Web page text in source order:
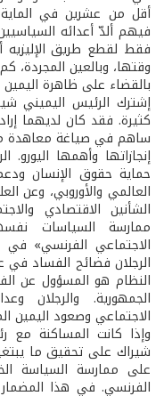
أقل من عشرين في الماية
فيهم ألدّ أعدائه
فقط لقطع طريق
بالقضاء على ظاهرة اليمين
إشترك الرئيس اليميني
كثيرة. فقد كان لديهما
ساهم في صياغة معاهدة
إنجازاتها وأهمها
حماية حقوق الإنسان
العالمي والأوروبي، وعن
الشأنين الاقتصادي
ممارسة السياسات
الاجتماعي الفرنسي» في
الرجلان فضائح الفساد في
النظام هو المسؤول عن
الجمهورية. والرجلان
الاجتماعي وصعود اليمين
وإذا كانت المساكنة مع
شيراك على تحقيق ما
على ممارسة السياسة
الفرنسي. في هذا